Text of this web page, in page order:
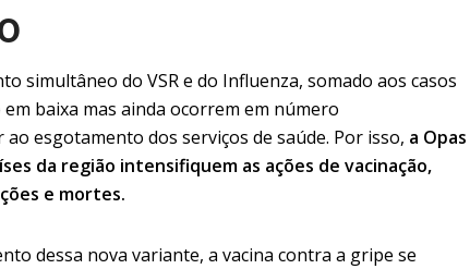
simultâneo do VSR e do Influenza, somado aos casos
em baixa mas ainda ocorrem em número
esgotamento dos serviços de saúde. Por isso, a Opas
da região intensifiquem as ações de vacinação,
e mortes.
dessa nova variante, a vacina contra a gripe se